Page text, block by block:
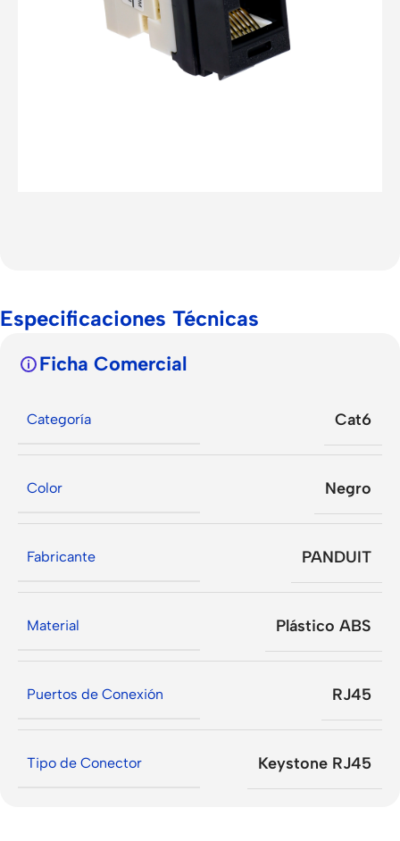
Especificaciones Técnicas
Ficha Comercial
Categoría Cat6
Color Negro
Fabricante PANDUIT
Material Plástico ABS
Puertos de Conexión RJ45
Tipo de Conector Keystone RJ45